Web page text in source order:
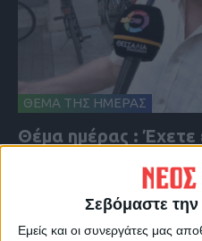
Σεβόμαστε την
Εμείς και οι συνεργάτες μας
ΘΕΜΑ ΤΗΣ ΗΜΕΡΑΣ
Θέμα ημέρας : Έχετε
θερινές εκπτώσεις